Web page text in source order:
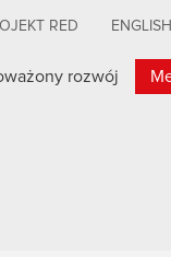
RED
rozwój